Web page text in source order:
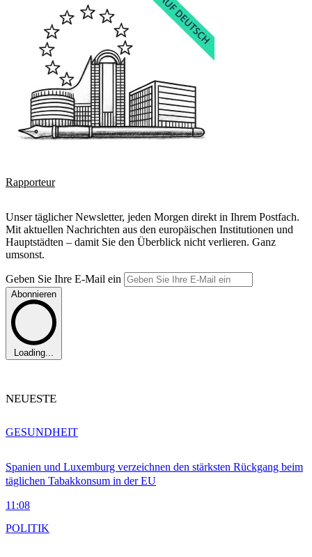
Rapporteur
Unser täglicher Newsletter, jeden Morgen direkt in Ihrem Postfach.
Mit aktuellen Nachrichten aus den europäischen Institutionen und
Hauptstädten – damit Sie den Überblick nicht verlieren. Ganz
umsonst.
Geben Sie Ihre E-Mail ein
Abonnieren
Loading...
NEUESTE
Spanien und Luxemburg verzeichnen den stärksten Rückgang beim
täglichen Tabakkonsum in der EU
11:08
GESUNDHEIT
POLITIK